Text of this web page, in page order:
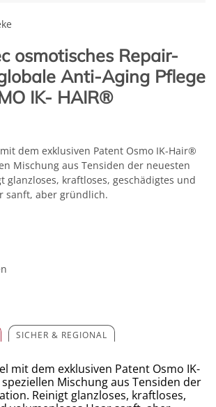
osmotisches Repair-
Anti-Aging Pflege
IK- HAIR®
dem exklusiven Patent Osmo IK-Hair®
Mischung aus Tensiden der neuesten
glanzloses, kraftloses, geschädigtes und
sanft, aber gründlich.
SICHER & REGIONAL
mit dem exklusiven Patent Osmo IK-
Mischung aus Tensiden der
Reinigt glanzloses, kraftloses,